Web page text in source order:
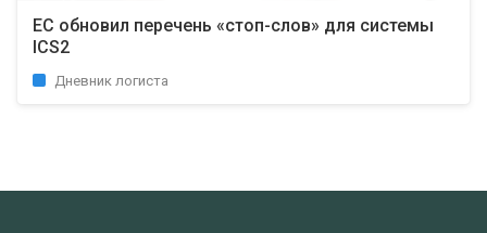
ЕС обновил перечень «стоп-слов» для системы
ICS2
Дневник логиста